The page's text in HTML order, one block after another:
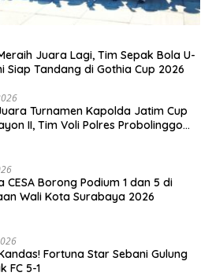
Juara Lagi, Tim Sepak Bola U-
Siap Tandang di Gothia Cup 2026
Turnamen Kapolda Jatim Cup
II, Tim Voli Polres Probolinggo
CESA Borong Podium 1 dan 5 di
Wali Kota Surabaya 2026
Fortuna Star Sebani Gulung
FC 5-1